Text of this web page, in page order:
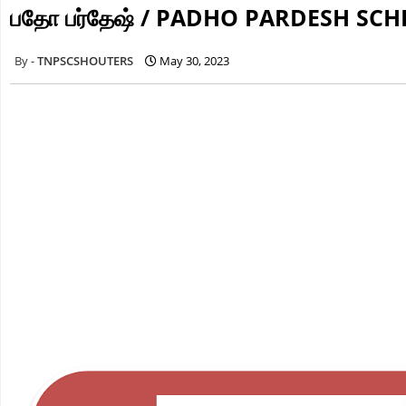
பதோ பர்தேஷ் / PADHO PARDESH
TNPSCSHOUTERS May 30, 2023